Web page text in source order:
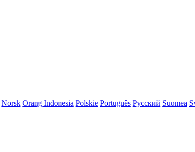
Norsk Orang Indonesia Polskie Português Pусский Suomea